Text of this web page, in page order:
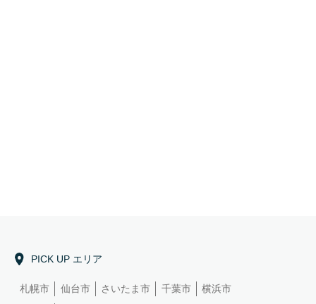
PICK UP エリア
札幌市 仙台市 さいたま市 千葉市
横浜市